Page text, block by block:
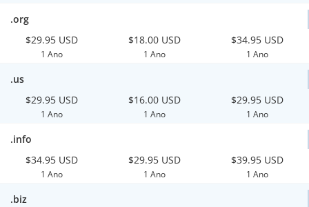
.org
$29.95 USD
1 Ano
$18.00 USD
1 Ano
$34.95 USD
1 Ano
.us
$29.95 USD
1 Ano
$16.00 USD
1 Ano
$29.95 USD
1 Ano
.info
$34.95 USD
1 Ano
$29.95 USD
1 Ano
$39.95 USD
1 Ano
.biz